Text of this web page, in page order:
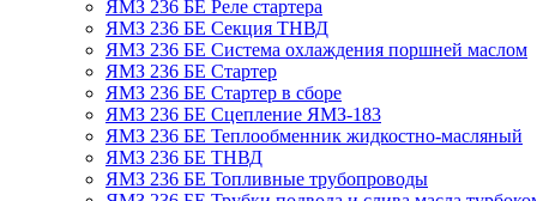
ЯМЗ 236 БЕ Реле стартера
ЯМЗ 236 БЕ Секция ТНВД
ЯМЗ 236 БЕ Система охлаждения поршней маслом
ЯМЗ 236 БЕ Стартер
ЯМЗ 236 БЕ Стартер в сборе
ЯМЗ 236 БЕ Сцепление ЯМЗ-183
ЯМЗ 236 БЕ Теплообменник жидкостно-масляный
ЯМЗ 236 БЕ ТНВД
ЯМЗ 236 БЕ Топливные трубопроводы